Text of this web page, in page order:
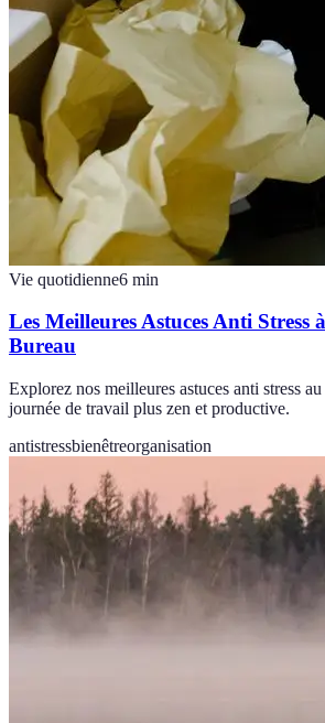
Vie quotidienne6 min
Les Meilleures Astuces Anti Stress
Bureau
Explorez nos meilleures astuces anti stress
journée de travail plus zen et productive.
antistressbienêtreorganisation